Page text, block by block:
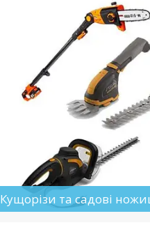
Кущорізи та садові